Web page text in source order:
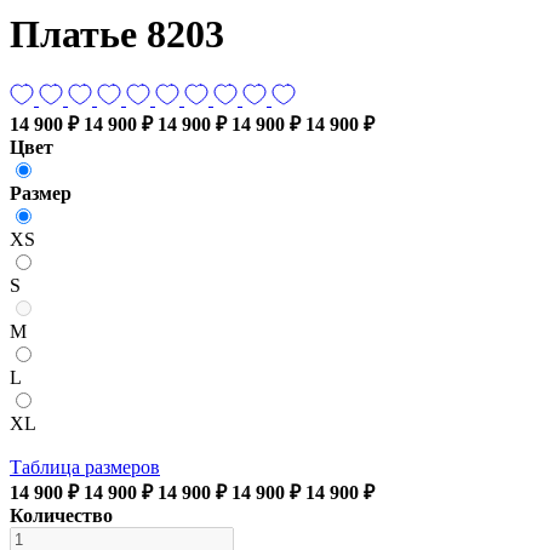
Платье 8203
14 900 ₽ 14 900 ₽ 14 900 ₽ 14 900 ₽ 14 900 ₽
Цвет
Размер
XS
S
M
L
XL
Таблица размеров
14 900 ₽ 14 900 ₽ 14 900 ₽ 14 900 ₽ 14 900 ₽
Количество